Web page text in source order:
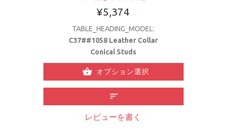
¥5,374
TABLE_HEADING_MODEL:
C37##1058 Leather Collar
Conical Studs
オプション選択
レビューを書く